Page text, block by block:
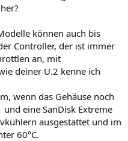
können auch bis
Controller, der ist immer
an, mit
deiner U.2 kenne ich
wenn das Gehäuse noch
eine SanDisk Extreme
ausgestattet und im
60°C.